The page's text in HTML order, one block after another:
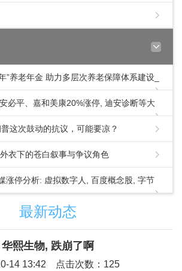
”养老年金 助力多层次养老保障体系建设_
必平、嘉和美康20%涨停, 迪安诊断等大
这次鼓动的抗议，可能要凉？
外衣下的苍白叙事与争议角色
涨停分析: 虚拟数字人, 百度概念股, 字节
最新动态
华熙生物, 跌崩了啊
14 13:42 点击次数：125